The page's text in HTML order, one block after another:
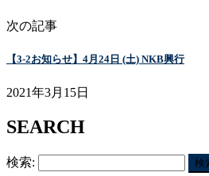
次の記事
【3-2お知らせ】4月24日 (土) NKB興行
2021年3月15日
SEARCH
検索: